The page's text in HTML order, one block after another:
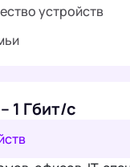
устройств
1 Гбит/с